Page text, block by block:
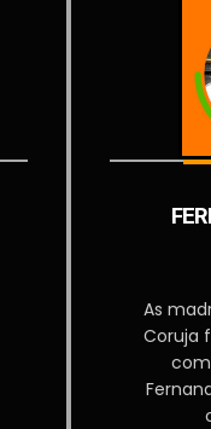
As
Coruja